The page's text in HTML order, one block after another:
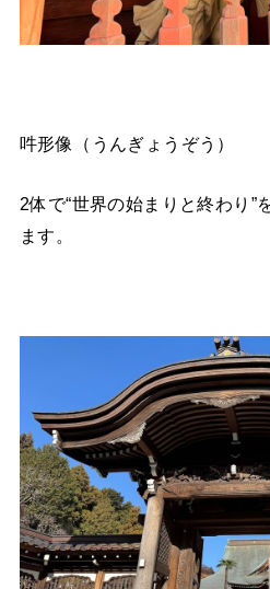
吽形像（うんぎょうぞう）
2体で“世界の始まりと終わり”
ます。